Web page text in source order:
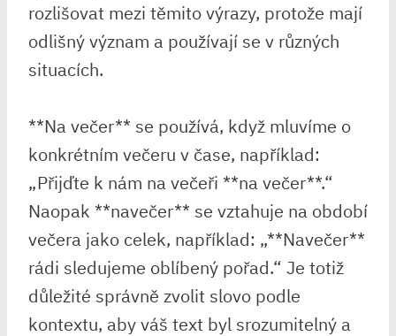
rozlišovat mezi⁤ těmito výrazy,‍ protože mají ​
odlišný význam a používají se v různých
situacích.
**Na večer** se používá,‍ když mluvíme o
konkrétním večeru v čase,​ například:
„Přijďte k nám na večeři **na večer**.“
⁤Naopak **navečer** se vztahuje na období
večera jako celek, například: „**Navečer**
rádi sledujeme⁤ oblíbený pořad.“ ‍Je totiž
důležité správně zvolit slovo ⁢podle
kontextu, aby váš ⁤text⁤ byl ⁣srozumitelný‍ a